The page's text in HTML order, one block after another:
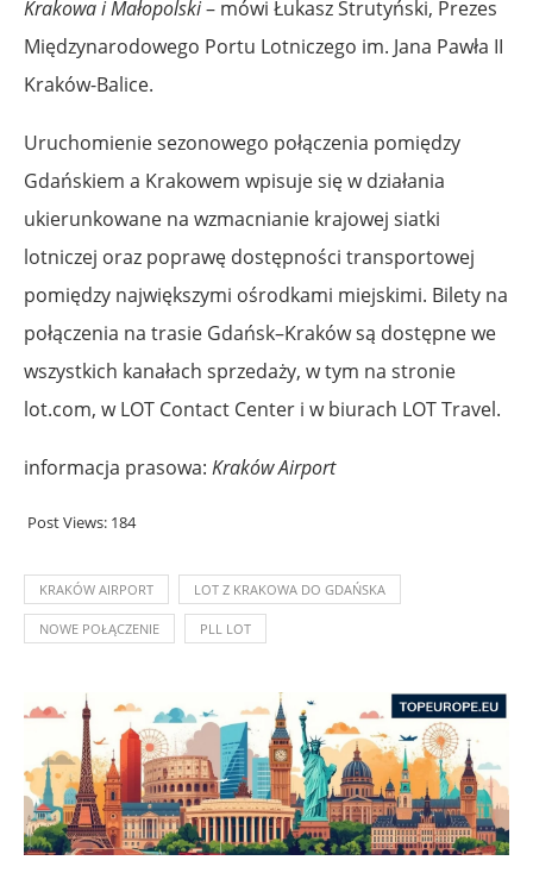
Krakowa i Małopolski– mówi Łukasz Strutyński, Prezes
Międzynarodowego Portu Lotniczego im. Jana Pawła II
Kraków-Balice.
Uruchomienie sezonowego połączenia pomiędzy
Gdańskiem a Krakowem wpisuje się w działania
ukierunkowane na wzmacnianie krajowej siatki
lotniczej oraz poprawę dostępności transportowej
pomiędzy największymi ośrodkami miejskimi. Bilety na
połączenia na trasie Gdańsk–Kraków są dostępne we
wszystkich kanałach sprzedaży, w tym na stronie
lot.com, w LOT Contact Center i w biurach LOT Travel.
informacja prasowa: Kraków Airport
Post Views: 184
KRAKÓW AIRPORT LOT Z KRAKOWA DO GDAŃSKA
NOWE POŁĄCZENIE PLL LOT